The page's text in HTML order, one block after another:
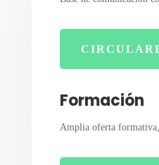
Formación
Amplia oferta